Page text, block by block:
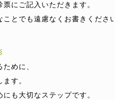
にご記入いただきます。
ことでも遠慮なくお書きくださ
めに、
す。
も大切なステップです。